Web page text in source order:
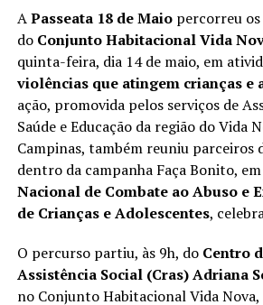
APasseata 18 de Maio percorreu
do Conjunto Habitacional Vida
quinta-feira, dia 14 de maio, em
violências que atingem crianças e
ação, promovida pelos serviços de
Saúde e Educação da região do Vida
Campinas, também reuniu parceiros
dentro da campanha Faça Bonito,
Nacional de Combate ao Abuso e
de Crianças e Adolescentes,
O percurso partiu, às 9h, doCentro
Assistência Social (Cras) Adriana
no Conjunto Habitacional Vida Nova,